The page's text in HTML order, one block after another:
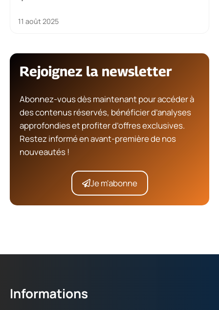
11 août 2025
Rejoignez la newsletter
Abonnez-vous dès maintenant pour accéder à
des contenus réservés, bénéficier d’analyses
approfondies et profiter d’offres exclusives.
Restez informé en avant-première de nos
nouveautés !
Je m'abonne
Informations